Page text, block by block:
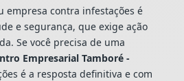
empresa contra infestações é
e segurança, que exige ação
Se você precisa de uma
Empresarial Tamboré -
é a resposta definitiva e com